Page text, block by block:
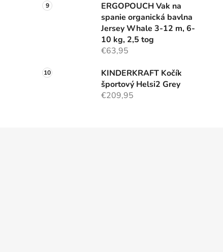
ERGOPOUCH Vak na
spanie organická bavlna
Jersey Whale 3-12 m, 6-
10 kg, 2,5 tog
€63,95
KINDERKRAFT Kočík
športový Helsi2 Grey
€209,95